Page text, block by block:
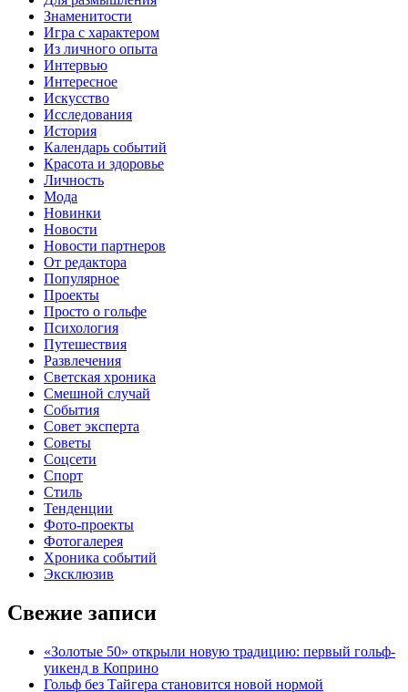
Знаменитости
Игра с характером
Из личного опыта
Интервью
Интересное
Искусство
Исследования
История
Календарь событий
Красота и здоровье
Личность
Мода
Новинки
Новости
Новости партнеров
От редактора
Популярное
Проекты
Просто о гольфе
Психология
Путешествия
Развлечения
Светская хроника
Смешной случай
События
Совет эксперта
Советы
Соцсети
Спорт
Стиль
Тенденции
Фото-проекты
Фотогалерея
Хроника событий
Эксклюзив
Свежие записи
«Золотые 50» открыли новую традицию: первый гольф-
уикенд в Коприно
Гольф без Тайгера становится новой нормой